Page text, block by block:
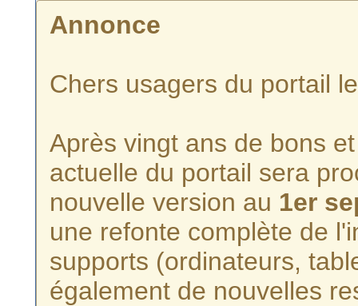
Annonce
Chers usagers du portail
Après vingt ans de bons
actuelle du portail sera
nouvelle version au 1er
une refonte complète de
supports (ordinateurs,
également de nouvelles